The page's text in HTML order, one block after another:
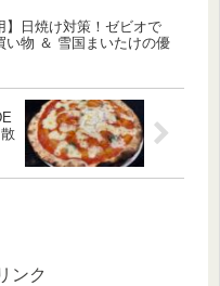
】日焼け対策！ゼビオで
い物 ＆ 雪国まいたけの優
ンク